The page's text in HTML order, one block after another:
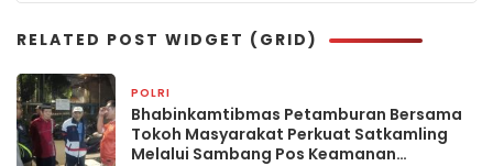
RELATED POST WIDGET (GRID)
POLRI
Bhabinkamtibmas Petamburan Bersama
Tokoh Masyarakat Perkuat Satkamling
Melalui Sambang Pos Keamanan